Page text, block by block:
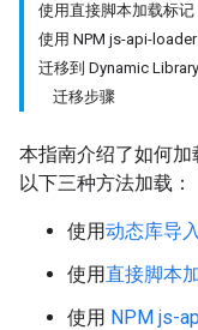
使用直接脚本加载标记
使用 NPM js-api-
迁移到 Dynamic
迁移步骤
本指南介绍了如何
以下三种方法加载：
使用动态库导入
使用直接脚本
使用 NPM js-